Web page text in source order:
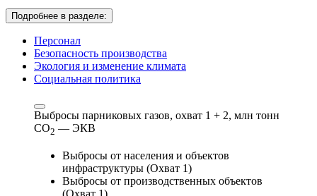
Подробнее в разделе:
Персонал
Безопасность производства
Экология и изменение климата
Социальная политика
Выбросы парниковых газов, охват 1 + 2, млн тонн
СО2 — ЭКВ
Выбросы от населения и объектов
инфраструктуры (Охват 1)
Выбросы от производственных объектов
(Охват 1)